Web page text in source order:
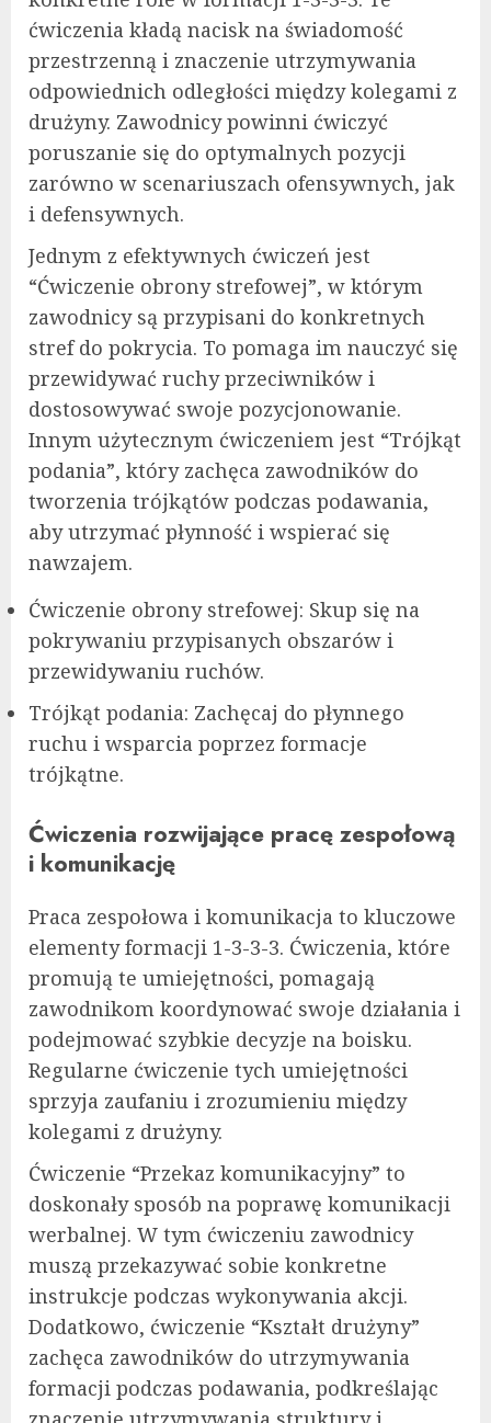
ćwiczenia kładą nacisk na świadomość
przestrzenną i znaczenie utrzymywania
odpowiednich odległości między kolegami z
drużyny. Zawodnicy powinni ćwiczyć
poruszanie się do optymalnych pozycji
zarówno w scenariuszach ofensywnych, jak
i defensywnych.
Jednym z efektywnych ćwiczeń jest
“Ćwiczenie obrony strefowej”, w którym
zawodnicy są przypisani do konkretnych
stref do pokrycia. To pomaga im nauczyć się
przewidywać ruchy przeciwników i
dostosowywać swoje pozycjonowanie.
Innym użytecznym ćwiczeniem jest “Trójkąt
podania”, który zachęca zawodników do
tworzenia trójkątów podczas podawania,
aby utrzymać płynność i wspierać się
nawzajem.
Ćwiczenie obrony strefowej: Skup się na
pokrywaniu przypisanych obszarów i
przewidywaniu ruchów.
Trójkąt podania: Zachęcaj do płynnego
ruchu i wsparcia poprzez formacje
trójkątne.
Ćwiczenia rozwijające pracę zespołową
i komunikację
Praca zespołowa i komunikacja to kluczowe
elementy formacji 1-3-3-3. Ćwiczenia, które
promują te umiejętności, pomagają
zawodnikom koordynować swoje działania i
podejmować szybkie decyzje na boisku.
Regularne ćwiczenie tych umiejętności
sprzyja zaufaniu i zrozumieniu między
kolegami z drużyny.
Ćwiczenie “Przekaz komunikacyjny” to
doskonały sposób na poprawę komunikacji
werbalnej. W tym ćwiczeniu zawodnicy
muszą przekazywać sobie konkretne
instrukcje podczas wykonywania akcji.
Dodatkowo, ćwiczenie “Kształt drużyny”
zachęca zawodników do utrzymywania
formacji podczas podawania, podkreślając